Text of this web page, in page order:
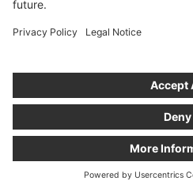
Trenutno nakupujete kot podjetje. V
veljajo cene z DDV ter velja
kupljenega blaga v roku 14 dni.
NAROČILO